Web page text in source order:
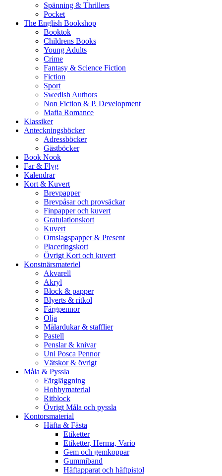
Spänning & Thrillers
Pocket
The English Bookshop
Booktok
Childrens Books
Young Adults
Crime
Fantasy & Science Fiction
Fiction
Sport
Swedish Authors
Non Fiction & P. Development
Mafia Romance
Klassiker
Anteckningsböcker
Adressböcker
Gästböcker
Book Nook
Far & Flyg
Kalendrar
Kort & Kuvert
Brevpapper
Brevpåsar och provsäckar
Finpapper och kuvert
Gratulationskort
Kuvert
Omslagspapper & Present
Placeringskort
Övrigt Kort och kuvert
Konstnärsmateriel
Akvarell
Akryl
Block & papper
Blyerts & ritkol
Färgpennor
Olja
Målardukar & stafflier
Pastell
Penslar & knivar
Uni Posca Pennor
Vätskor & övrigt
Måla & Pyssla
Färgläggning
Hobbymaterial
Ritblock
Övrigt Måla och pyssla
Kontorsmaterial
Häfta & Fästa
Etiketter
Etiketter, Herma, Vario
Gem och gemkoppar
Gummiband
Häftapparat och häftpistol